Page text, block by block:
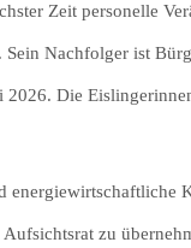
Zeit personelle
Nachfolger ist
2026. Die
energiewirtschaftliche
zu